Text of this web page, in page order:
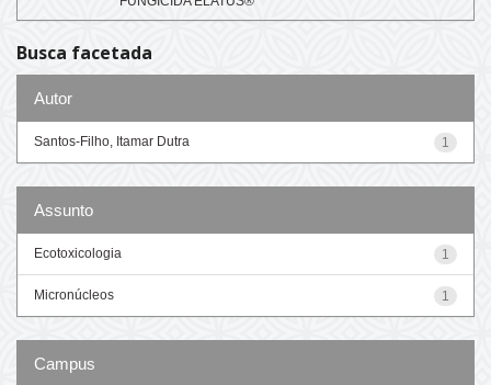
Busca facetada
Autor
1
Santos-Filho, Itamar Dutra
Assunto
1
Ecotoxicologia
1
Micronúcleos
Campus